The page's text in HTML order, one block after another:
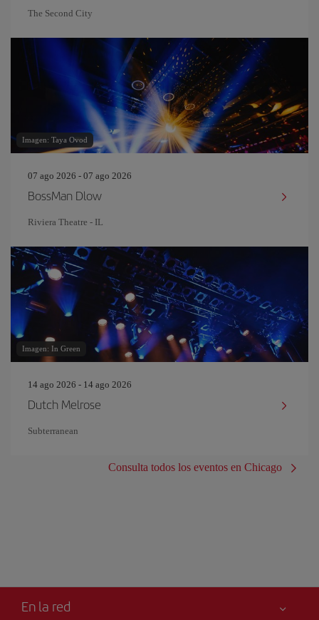
The Second City
Imagen: Taya Ovod
07 ago 2026 - 07 ago 2026
BossMan Dlow
Riviera Theatre - IL
Imagen: In Green
14 ago 2026 - 14 ago 2026
Dutch Melrose
Subterranean
Consulta todos los eventos en Chicago
En la red